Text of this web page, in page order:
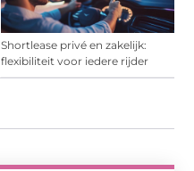
Shortlease privé en zakelijk:
flexibiliteit voor iedere rijder